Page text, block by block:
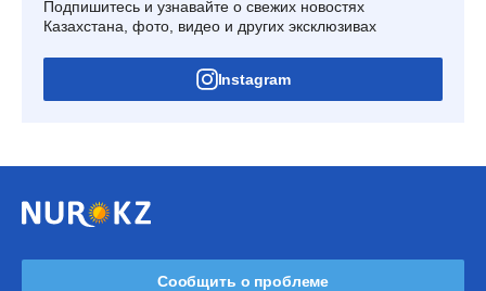
Подпишитесь и узнавайте о свежих новостях
Казахстана, фото, видео и других эксклюзивах
Instagram
Сообщить о проблеме